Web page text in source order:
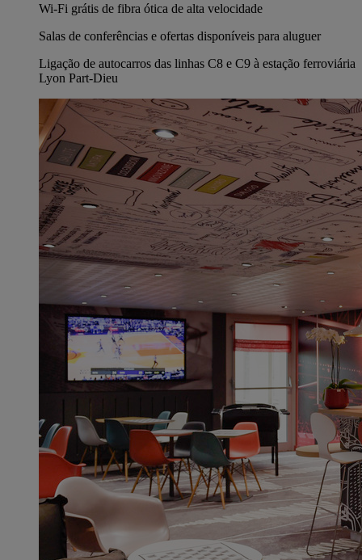
Wi-Fi grátis de fibra ótica de alta velocidade
Salas de conferências e ofertas disponíveis para aluguer
Ligação de autocarros das linhas C8 e C9 à estação ferroviária
Lyon Part-Dieu